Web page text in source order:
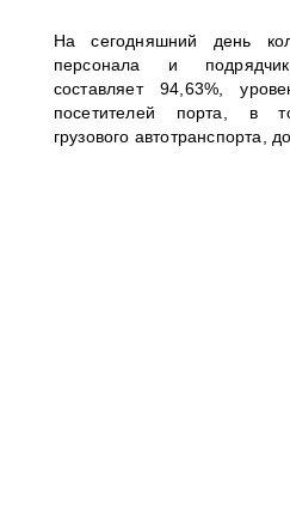
На сегодняшний день
персонала и
составляет 94,63%,
посетителей порта, в
грузового автотранспорта,